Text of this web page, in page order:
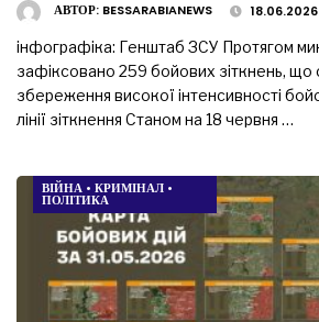
АВТОР: BESSARABIANEWS 18.06.2026
інфографіка: Генштаб ЗСУ Протягом
зафіксовано 259 бойових зіткнень, що
збереження високої інтенсивності
лінії зіткнення Станом на 18 червня …
ВІЙНА • КРИМІНАЛ •
ПОЛІТИКА